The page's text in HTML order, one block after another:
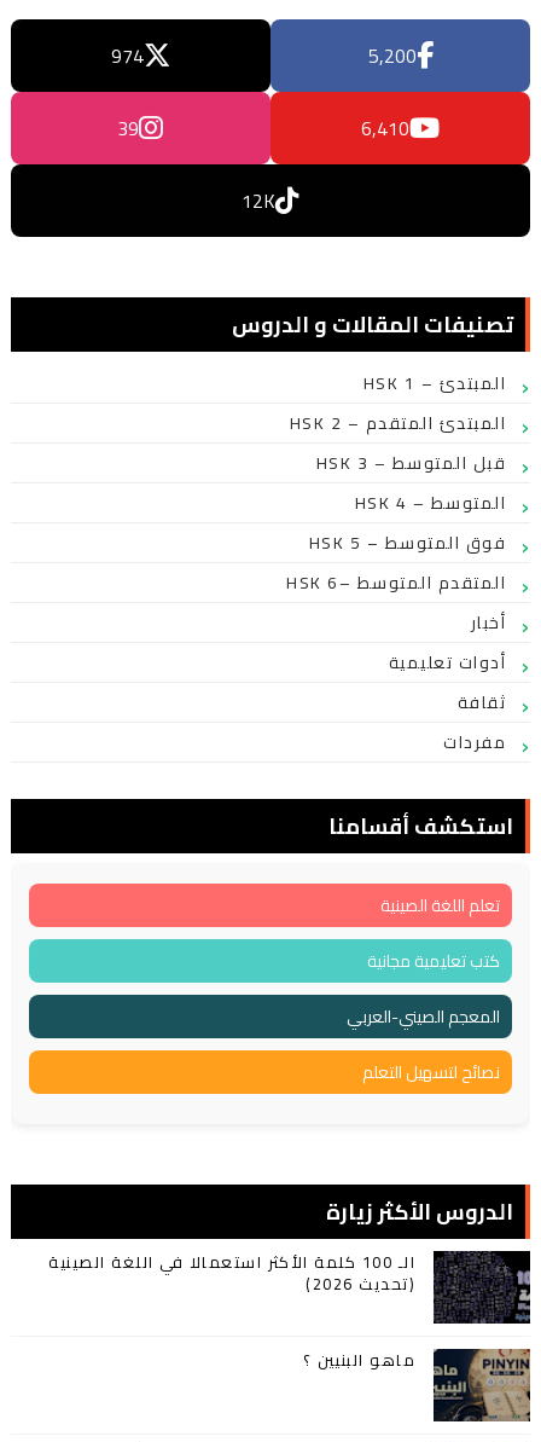
5,200
974
6,410
39
12K
تصنيفات المقالات و الدروس
HSK 1 – المبتدئ
HSK 2 – المبتدئ المتقدم
HSK 3 – قبل المتوسط
HSK 4 – المتوسط
HSK 5 – فوق المتوسط
HSK 6– المتقدم المتوسط
أخبار
أدوات تعليمية
ثقافة
مفردات
استكشف أقسامنا
تعلم اللغة الصينية
كتب تعليمية مجانية
المعجم الصيني-العربي
نصائح لتسهيل التعلم
الدروس الأكثر زيارة
الـ 100 كلمة الأكثر استعمالا في اللغة الصينية
(تحديث 2026)
ماهو البنيين ؟